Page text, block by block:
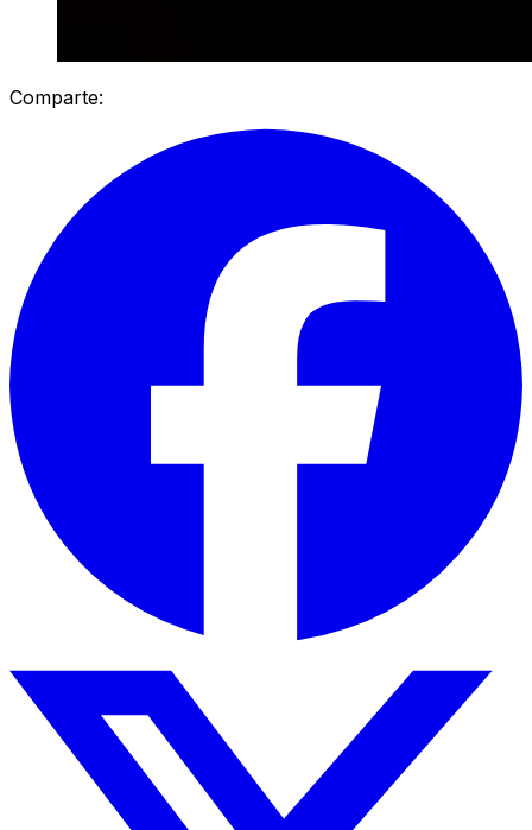
Comparte: